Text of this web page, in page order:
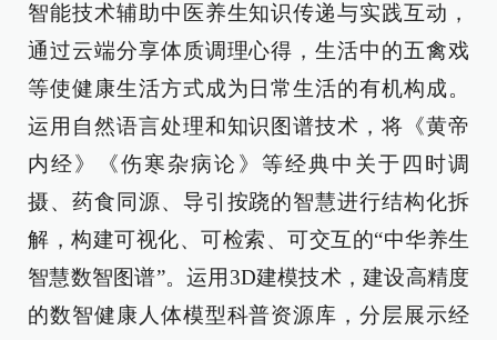
智能技术辅助中医养生知识传递与实践互动，
通过云端分享体质调理心得，生活中的五禽戏
等使健康生活方式成为日常生活的有机构成。
运用自然语言处理和知识图谱技术，将《黄帝
内经》《伤寒杂病论》等经典中关于四时调
摄、药食同源、导引按跷的智慧进行结构化拆
解，构建可视化、可检索、可交互的“中华养生
智慧数智图谱”。运用3D建模技术，建设高精度
的数智健康人体模型科普资源库，分层展示经